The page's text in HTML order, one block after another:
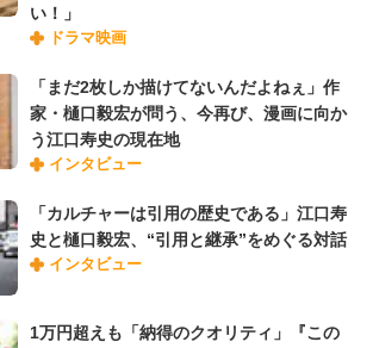
い！」
ドラマ映画
「まだ2枚しか描けてないんだよねぇ」作
家・樋口毅宏が問う、今再び、漫画に向か
う江口寿史の現在地
インタビュー
「カルチャーは引用の歴史である」江口寿
史と樋口毅宏、“引用と継承”をめぐる対話
インタビュー
1万円超えも「納得のクオリティ」『この